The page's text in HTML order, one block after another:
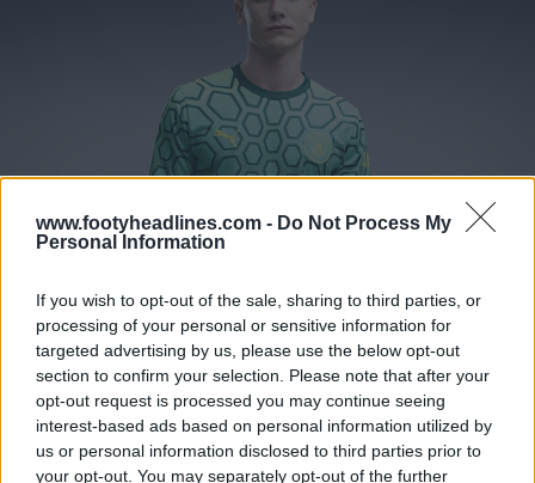
www.footyheadlines.com - Do Not Process My
Personal Information
If you wish to opt-out of the sale, sharing to third parties, or
processing of your personal or sensitive information for
targeted advertising by us, please use the below opt-out
section to confirm your selection. Please note that after your
opt-out request is processed you may continue seeing
interest-based ads based on personal information utilized by
us or personal information disclosed to third parties prior to
your opt-out. You may separately opt-out of the further